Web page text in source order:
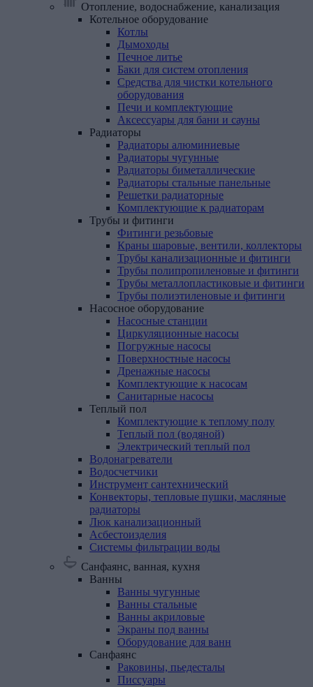
Отопление, водоснабжение, канализация
Котельное оборудование
Котлы
Дымоходы
Печное литье
Баки для систем отопления
Средства для чистки котельного
оборудования
Печи и комплектующие
Аксессуары для бани и сауны
Радиаторы
Радиаторы алюминиевые
Радиаторы чугунные
Радиаторы биметаллические
Радиаторы стальные панельные
Решетки радиаторные
Комплектующие к радиаторам
Трубы и фитинги
Фитинги резьбовые
Краны шаровые, вентили, коллекторы
Трубы канализационные и фитинги
Трубы полипропиленовые и фитинги
Трубы металлопластиковые и фитинги
Трубы полиэтиленовые и фитинги
Насосное оборудование
Насосные станции
Циркуляционные насосы
Погружные насосы
Поверхностные насосы
Дренажные насосы
Комплектующие к насосам
Санитарные насосы
Теплый пол
Комплектующие к теплому полу
Теплый пол (водяной)
Электрический теплый пол
Водонагреватели
Водосчетчики
Инструмент сантехнический
Конвекторы, тепловые пушки, масляные
радиаторы
Люк канализационный
Асбестоизделия
Системы фильтрации воды
Санфаянс, ванная, кухня
Ванны
Ванны чугунные
Ванны стальные
Ванны акриловые
Экраны под ванны
Оборудование для ванн
Санфаянс
Раковины, пьедесталы
Писсуары